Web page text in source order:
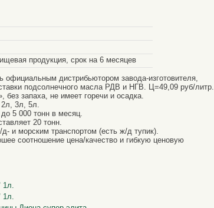
продукция, срок на 6 месяцев
дистрибьютором завода-изготовителя,
подсолнечного масла РДВ и НГВ. Ц=49,09 руб/литр.
запаха, не имеет горечи и осадка.
3л, 5л.
5 000 тонн в месяц.
20 тонн.
и морским транспортом (есть ж/д тупик).
соотношение цена/качество и гибкую ценовую
1л.
1л.